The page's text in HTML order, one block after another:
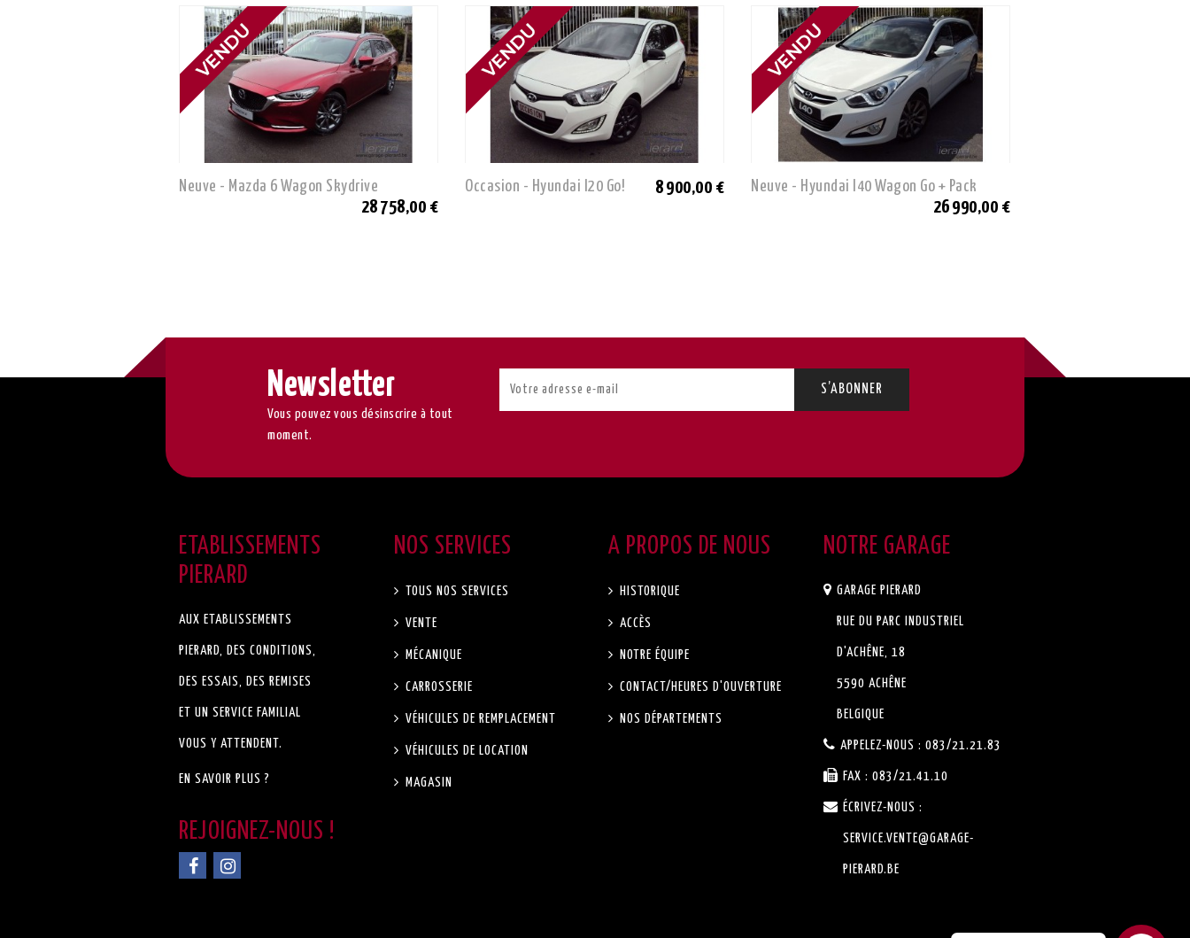
Neuve - Mazda 6 Wagon Skydrive
28 758,00 €
Occasion - Hyundai I20 Go! 8 900,00 € Neuve - Hyundai I40 Wagon Go + Pack
26 990,00 €
Newsletter
Vous pouvez vous désinscrire à tout
moment.
ETABLISSEMENTS
PIERARD
AUX ETABLISSEMENTS
PIERARD, DES CONDITIONS,
DES ESSAIS, DES REMISES
ET UN SERVICE FAMILIAL
VOUS Y ATTENDENT.
EN SAVOIR PLUS ?
NOS SERVICES
TOUS NOS SERVICES
VENTE
MÉCANIQUE
CARROSSERIE
VÉHICULES DE REMPLACEMENT
VÉHICULES DE LOCATION
MAGASIN
A PROPOS DE NOUS
HISTORIQUE
ACCÈS
NOTRE ÉQUIPE
CONTACT/HEURES D'OUVERTURE
NOS DÉPARTEMENTS
NOTRE GARAGE
GARAGE PIERARD
RUE DU PARC INDUSTRIEL
D'ACHÊNE, 18
5590 ACHÊNE
BELGIQUE
APPELEZ-NOUS : 083/21.21.83
FAX : 083/21.41.10
ÉCRIVEZ-NOUS :
SERVICE.VENTE@GARAGE-
PIERARD.BE